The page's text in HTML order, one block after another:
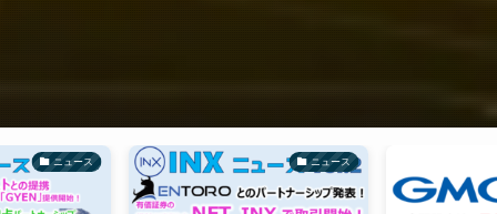
ニュース ニュース